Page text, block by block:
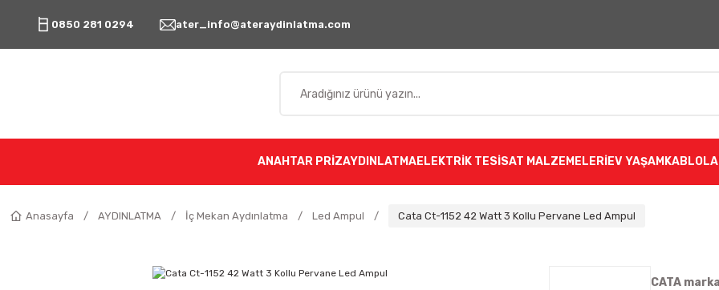
0850 281 0294 ater_info@ateraydinlatma.com
ANAHTAR PRİZAYDINLATMAELEKTRİK TESİSAT MALZEMELERİEV YAŞAM
Anasayfa AYDINLATMA İç Mekan Aydınlatma Led Ampul Cata Ct-1152 42 Watt 3 Kollu Pervane Led Ampul
CATA